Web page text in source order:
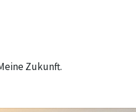
Zukunft.